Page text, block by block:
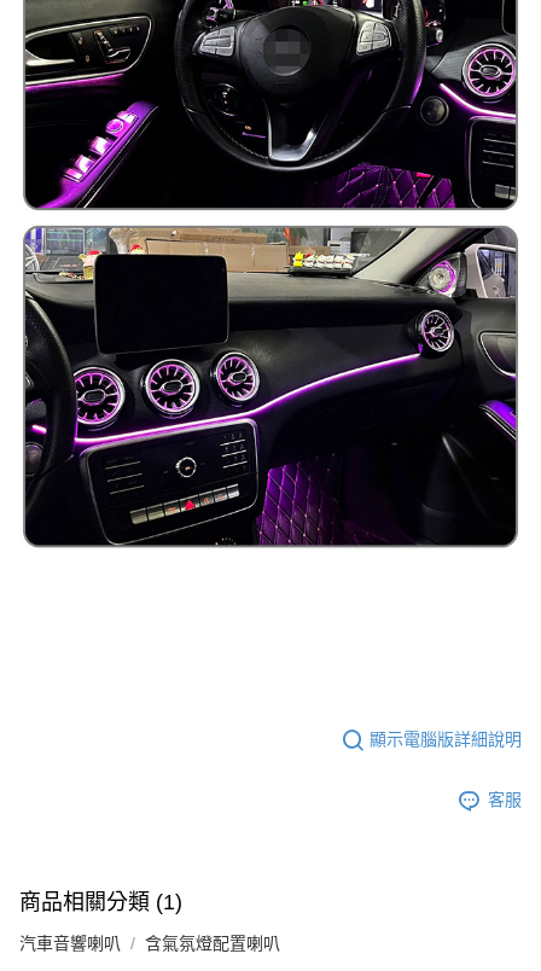
顯示電腦版詳細說明
客服
商品相關分類 (1)
汽車音響喇叭 含氣氛燈配置喇叭